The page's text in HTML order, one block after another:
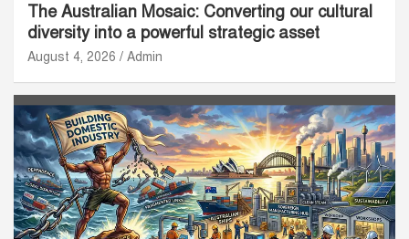
The Australian Mosaic: Converting our cultural
diversity into a powerful strategic asset
August 4, 2026 Admin